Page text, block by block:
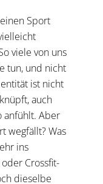
Sport
viele von uns
tun, und nicht
ist nicht
auch
anfühlt. Aber
wegfällt? Was
ins
Crossfit-
dieselbe